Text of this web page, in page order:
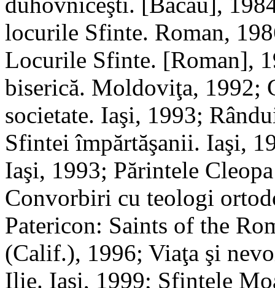
locurile Sfinte. Roman,
Locurile Sfinte. [Roman],
biserică. Moldoviţa, 1992;
societate. Iaşi, 1993;
Sfintei împărtăşanii. Iaşi,
Iaşi, 1993; Părintele
Convorbiri cu teologi
Patericon: Saints of the
(Calif.), 1996; Viaţa şi
Ilie. Iaşi, 1999; Sfintele